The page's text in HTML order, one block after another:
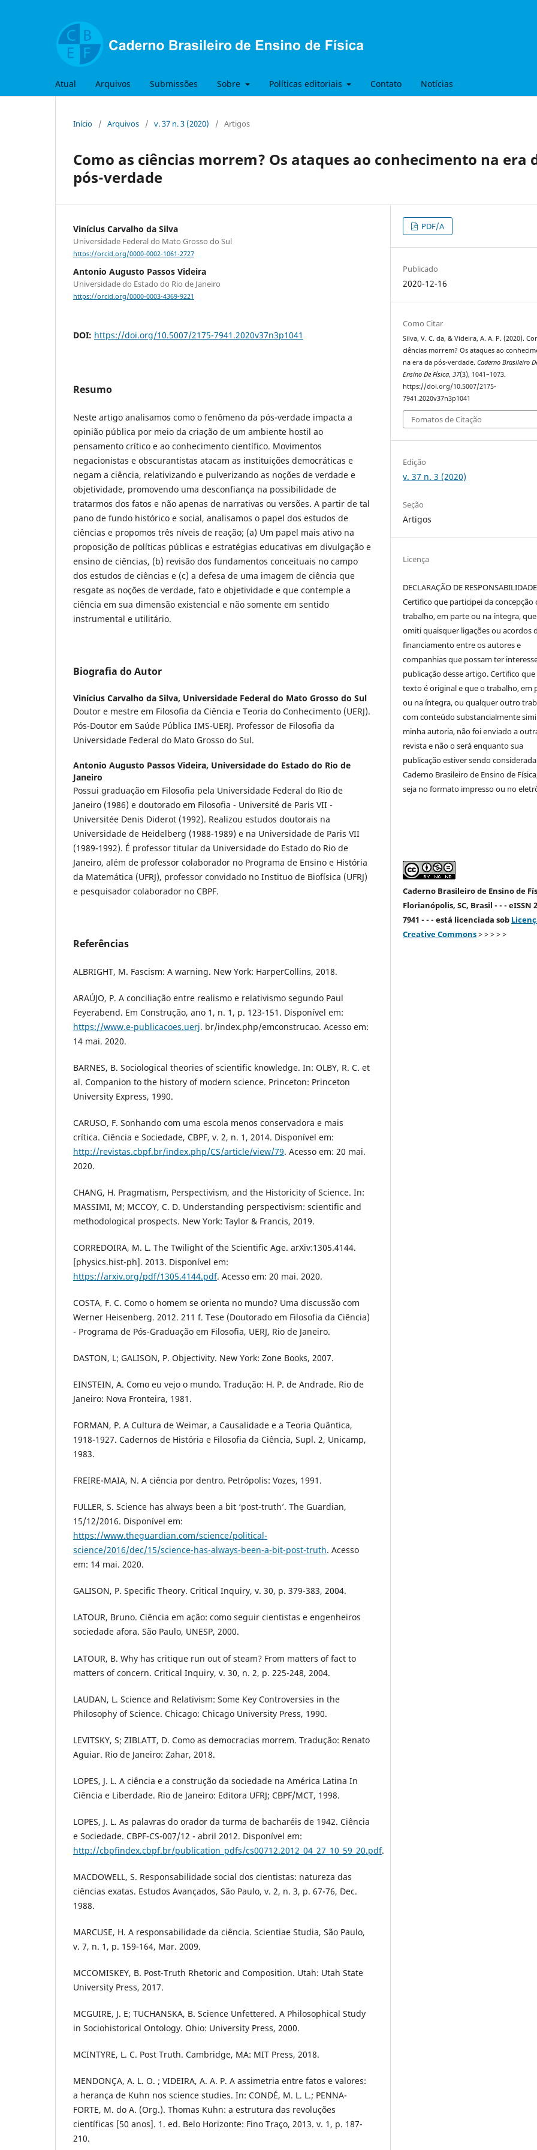
Atual Arquivos Submissões Sobre Políticas editoriais Contato Notícias
Início / Arquivos / v. 37 n. 3 (2020) / Artigos
Como as ciências morrem? Os ataques ao conhecimento na era
pós-verdade
Vinícius Carvalho da Silva
Universidade Federal do Mato Grosso do Sul
https://orcid.org/0000-0002-1061-2727
Antonio Augusto Passos Videira
Universidade do Estado do Rio de Janeiro
https://orcid.org/0000-0003-4369-9221
DOI: https://doi.org/10.5007/2175-7941.2020v37n3p1041
Resumo
Neste artigo analisamos como o fenômeno da pós-verdade impacta a
opinião pública por meio da criação de um ambiente hostil ao
pensamento crítico e ao conhecimento científico. Movimentos
negacionistas e obscurantistas atacam as instituições democráticas e
negam a ciência, relativizando e pulverizando as noções de verdade e
objetividade, promovendo uma desconfiança na possibilidade de
tratarmos dos fatos e não apenas de narrativas ou versões. A partir de tal
pano de fundo histórico e social, analisamos o papel dos estudos de
ciências e propomos três níveis de reação; (a) Um papel mais ativo na
proposição de políticas públicas e estratégias educativas em divulgação e
ensino de ciências, (b) revisão dos fundamentos conceituais no campo
dos estudos de ciências e (c) a defesa de uma imagem de ciência que
resgate as noções de verdade, fato e objetividade e que contemple a
ciência em sua dimensão existencial e não somente em sentido
instrumental e utilitário.
Biografia do Autor
Vinícius Carvalho da Silva, Universidade Federal do Mato Grosso do Sul
Doutor e mestre em Filosofia da Ciência e Teoria do Conhecimento (UERJ).
Pós-Doutor em Saúde Pública IMS-UERJ. Professor de Filosofia da
Universidade Federal do Mato Grosso do Sul.
Antonio Augusto Passos Videira, Universidade do Estado do Rio de
Janeiro
Possui graduação em Filosofia pela Universidade Federal do Rio de
Janeiro (1986) e doutorado em Filosofia - Université de Paris VII -
Universitée Denis Diderot (1992). Realizou estudos doutorais na
Universidade de Heidelberg (1988-1989) e na Universidade de Paris VII
(1989-1992). É professor titular da Universidade do Estado do Rio de
Janeiro, além de professor colaborador no Programa de Ensino e História
da Matemática (UFRJ), professor convidado no Instituo de Biofísica (UFRJ)
e pesquisador colaborador no CBPF.
Referências
ALBRIGHT, M. Fascism: A warning. New York: HarperCollins, 2018.
ARAÚJO, P. A conciliação entre realismo e relativismo segundo Paul
Feyerabend. Em Construção, ano 1, n. 1, p. 123-151. Disponível em:
https://www.e-publicacoes.uerj. br/index.php/emconstrucao. Acesso em:
14 mai. 2020.
BARNES, B. Sociological theories of scientific knowledge. In: OLBY, R. C. et
al. Companion to the history of modern science. Princeton: Princeton
University Express, 1990.
CARUSO, F. Sonhando com uma escola menos conservadora e mais
crítica. Ciência e Sociedade, CBPF, v. 2, n. 1, 2014. Disponível em:
http://revistas.cbpf.br/index.php/CS/article/view/79. Acesso em: 20 mai.
2020.
CHANG, H. Pragmatism, Perspectivism, and the Historicity of Science. In:
MASSIMI, M; MCCOY, C. D. Understanding perspectivism: scientific and
methodological prospects. New York: Taylor & Francis, 2019.
CORREDOIRA, M. L. The Twilight of the Scientific Age. arXiv:1305.4144.
[physics.hist-ph]. 2013. Disponível em:
https://arxiv.org/pdf/1305.4144.pdf. Acesso em: 20 mai. 2020.
COSTA, F. C. Como o homem se orienta no mundo? Uma discussão com
Werner Heisenberg. 2012. 211 f. Tese (Doutorado em Filosofia da Ciência)
- Programa de Pós-Graduação em Filosofia, UERJ, Rio de Janeiro.
DASTON, L; GALISON, P. Objectivity. New York: Zone Books, 2007.
EINSTEIN, A. Como eu vejo o mundo. Tradução: H. P. de Andrade. Rio de
Janeiro: Nova Fronteira, 1981.
FORMAN, P. A Cultura de Weimar, a Causalidade e a Teoria Quântica,
1918-1927. Cadernos de História e Filosofia da Ciência, Supl. 2, Unicamp,
1983.
FREIRE-MAIA, N. A ciência por dentro. Petrópolis: Vozes, 1991.
FULLER, S. Science has always been a bit ‘post-truth’. The Guardian,
15/12/2016. Disponível em:
https://www.theguardian.com/science/political-
science/2016/dec/15/science-has-always-been-a-bit-post-truth. Acesso
em: 14 mai. 2020.
GALISON, P. Specific Theory. Critical Inquiry, v. 30, p. 379-383, 2004.
LATOUR, Bruno. Ciência em ação: como seguir cientistas e engenheiros
sociedade afora. São Paulo, UNESP, 2000.
LATOUR, B. Why has critique run out of steam? From matters of fact to
matters of concern. Critical Inquiry, v. 30, n. 2, p. 225-248, 2004.
LAUDAN, L. Science and Relativism: Some Key Controversies in the
Philosophy of Science. Chicago: Chicago University Press, 1990.
LEVITSKY, S; ZIBLATT, D. Como as democracias morrem. Tradução: Renato
Aguiar. Rio de Janeiro: Zahar, 2018.
LOPES, J. L. A ciência e a construção da sociedade na América Latina In
Ciência e Liberdade. Rio de Janeiro: Editora UFRJ; CBPF/MCT, 1998.
LOPES, J. L. As palavras do orador da turma de bacharéis de 1942. Ciência
e Sociedade. CBPF-CS-007/12 - abril 2012. Disponível em:
http://cbpfindex.cbpf.br/publication_pdfs/cs00712.2012_04_27_10_59_20.pdf.
MACDOWELL, S. Responsabilidade social dos cientistas: natureza das
ciências exatas. Estudos Avançados, São Paulo, v. 2, n. 3, p. 67-76, Dec.
1988.
MARCUSE, H. A responsabilidade da ciência. Scientiae Studia, São Paulo,
v. 7, n. 1, p. 159-164, Mar. 2009.
MCCOMISKEY, B. Post-Truth Rhetoric and Composition. Utah: Utah State
University Press, 2017.
MCGUIRE, J. E; TUCHANSKA, B. Science Unfettered. A Philosophical Study
in Sociohistorical Ontology. Ohio: University Press, 2000.
MCINTYRE, L. C. Post Truth. Cambridge, MA: MIT Press, 2018.
MENDONÇA, A. L. O. ; VIDEIRA, A. A. P. A assimetria entre fatos e valores:
a herança de Kuhn nos science studies. In: CONDÉ, M. L. L.; PENNA-
FORTE, M. do A. (Org.). Thomas Kuhn: a estrutura das revoluções
científicas [50 anos]. 1. ed. Belo Horizonte: Fino Traço, 2013. v. 1, p. 187-
210.
PDF/A
Publicado
2020-12-16
Como Citar
Silva, V. C. da, & Videira, A. A. P. (2020).
ciências morrem? Os ataques ao
na era da pós-verdade.Caderno Brasileiro
Ensino De Física,37(3), 1041–1073.
https://doi.org/10.5007/2175-
7941.2020v37n3p1041
Fomatos de Citação
Edição
v. 37 n. 3 (2020)
Seção
Artigos
Licença
DECLARAÇÃO DE RESPONSABILIDADE
Certifico que participei da concepção
trabalho, em parte ou na íntegra,
omiti quaisquer ligações ou acordos
financiamento entre os autores e
companhias que possam ter
publicação desse artigo. Certifico que
texto é original e que o trabalho, em
ou na íntegra, ou qualquer outro
com conteúdo substancialmente
minha autoria, não foi enviado a
revista e não o será enquanto sua
publicação estiver sendo
Caderno Brasileiro de Ensino de
seja no formato impresso ou no
Caderno Brasileiro de Ensino de
Florianópolis, SC, Brasil - - - eISSN
7941 - - - está licenciada sob
Creative Commons> > > > >